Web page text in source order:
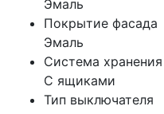
Эмаль
Покрытие фасада
Эмаль
Система хранения
С ящиками
Тип выключателя